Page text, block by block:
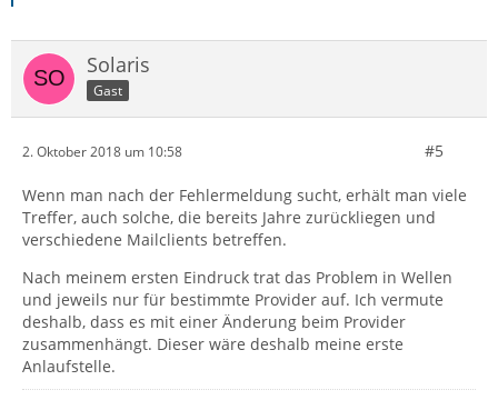
Solaris
Gast
2. Oktober 2018 um 10:58 #5
Wenn man nach der Fehlermeldung sucht, erhält man viele
Treffer, auch solche, die bereits Jahre zurückliegen und
verschiedene Mailclients betreffen.
Nach meinem ersten Eindruck trat das Problem in Wellen
und jeweils nur für bestimmte Provider auf. Ich vermute
deshalb, dass es mit einer Änderung beim Provider
zusammenhängt. Dieser wäre deshalb meine erste
Anlaufstelle.